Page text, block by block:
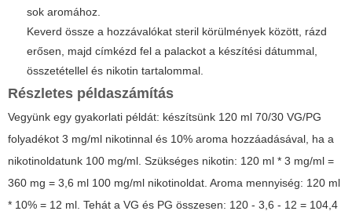
sok aromához.
Keverd össze a hozzávalókat steril körülmények között, rázd
erősen, majd címkézd fel a palackot a készítési dátummal,
összetétellel és nikotin tartalommal.
Részletes példaszámítás
Vegyünk egy gyakorlati példát: készítsünk 120 ml 70/30 VG/PG
folyadékot 3 mg/ml nikotinnal és 10% aroma hozzáadásával, ha a
nikotinoldatunk 100 mg/ml. Szükséges nikotin: 120 ml * 3 mg/ml =
360 mg = 3,6 ml 100 mg/ml nikotinoldat. Aroma mennyiség: 120 ml
* 10% = 12 ml. Tehát a VG és PG összesen: 120 - 3,6 - 12 = 104,4